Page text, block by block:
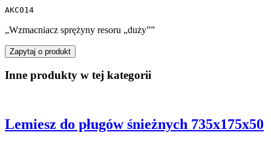
AKC014
„Wzmacniacz sprężyny resoru „duży””
Zapytaj o produkt
Inne produkty w tej kategorii
Lemiesz do pługów śnieżnych 735x175x50